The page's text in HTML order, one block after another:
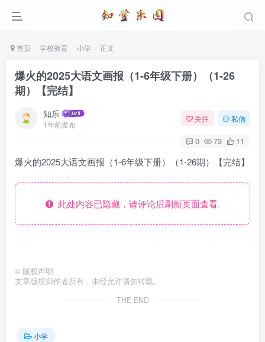
首页 学校教育 小学 正文
爆火的2025大语文画报（1-6年级下册）（1-26
期）【完结】
知乐
1年前发布
关注 私信
0 73 11
爆火的2025大语文画报（1-6年级下册）（1-26期）【完结】
此处内容已隐藏，请评论后刷新页面查看.
© 版权声明
文章版权归作者所有，未经允许请勿转载。
THE END
小学